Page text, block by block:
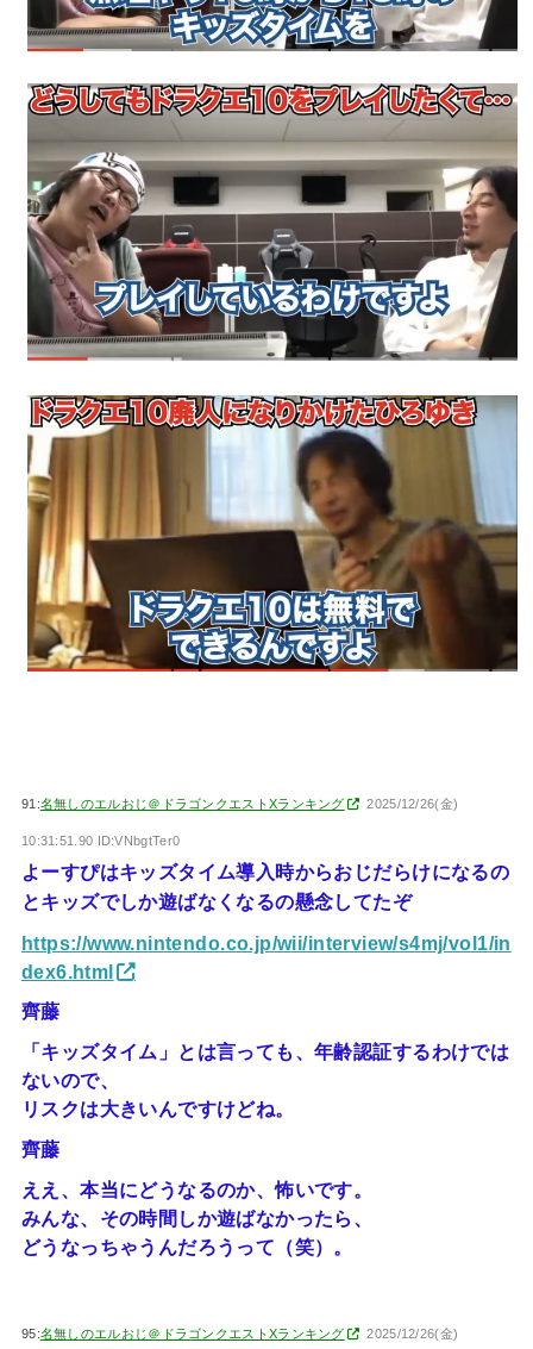
91:名無しのエルおじ＠ドラゴンクエストXランキング 2025/12/26(金)
10:31:51.90 ID:VNbgtTer0
よーすぴはキッズタイム導入時からおじだらけになるの
とキッズでしか遊ばなくなるの懸念してたぞ
https://www.nintendo.co.jp/wii/interview/s4mj/vol1/in
dex6.html
齊藤
「キッズタイム」とは言っても、年齢認証するわけでは
ないので、
リスクは大きいんですけどね。
齊藤
ええ、本当にどうなるのか、怖いです。
みんな、その時間しか遊ばなかったら、
どうなっちゃうんだろうって（笑）。
95:名無しのエルおじ＠ドラゴンクエストXランキング 2025/12/26(金)